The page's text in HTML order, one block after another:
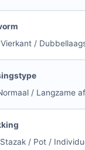
/
/ Langzame
/ Pot /